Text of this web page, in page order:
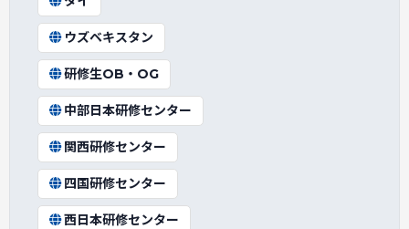
ウズベキスタン
研修生OB・OG
中部日本研修センター
関西研修センター
四国研修センター
西日本研修センター